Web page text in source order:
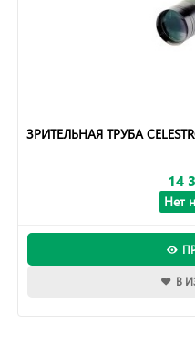
ЗРИТЕЛЬНАЯ ТРУБА
14
Нет
В